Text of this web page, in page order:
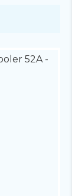
leczenia.